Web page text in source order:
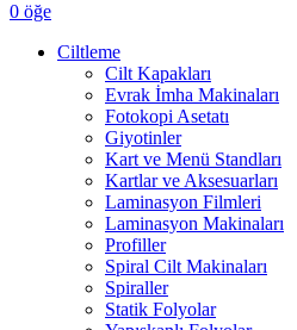
0 öğe
Ciltleme
Cilt Kapakları
Evrak İmha Makinaları
Fotokopi Asetatı
Giyotinler
Kart ve Menü Standları
Kartlar ve Aksesuarları
Laminasyon Filmleri
Laminasyon Makinaları
Profiller
Spiral Cilt Makinaları
Spiraller
Statik Folyolar